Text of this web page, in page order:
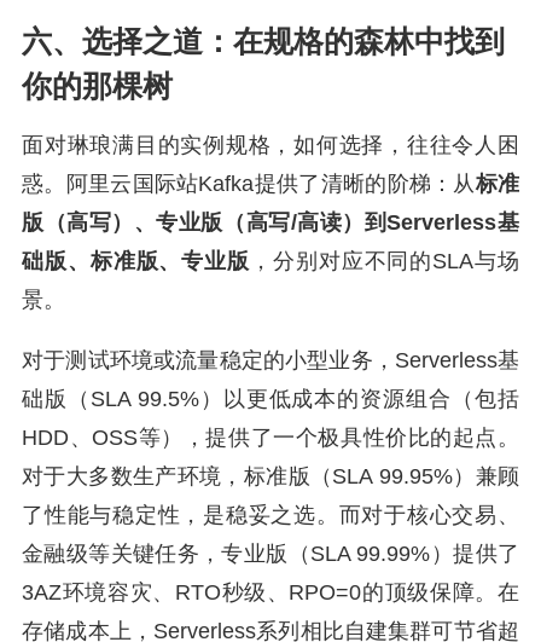
六、选择之道：在规格的森林中找到
你的那棵树
面对琳琅满目的实例规格，如何选择，往往令人困
惑。阿里云国际站Kafka提供了清晰的阶梯：从标准
版（高写）、专业版（高写/高读）到Serverless基
础版、标准版、专业版 ，分别对应不同的SLA与场
景。
对于测试环境或流量稳定的小型业务，Serverless基
础版（SLA 99.5%）以更低成本的资源组合（包括
HDD、OSS等），提供了一个极具性价比的起点。
对于大多数生产环境，标准版（SLA 99.95%）兼顾
了性能与稳定性，是稳妥之选。而对于核心交易、
金融级等关键任务，专业版（SLA 99.99%）提供了
3AZ环境容灾、RTO秒级、RPO=0的顶级保障。在
存储成本上，Serverless系列相比自建集群可节省超